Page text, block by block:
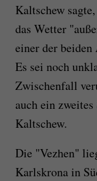
Kaltschew
das Wetter
einer der beiden
Es sei noch
Zwischenfall
auch ein
Kaltschew.
Die "Vezhen"
Karlskrona in